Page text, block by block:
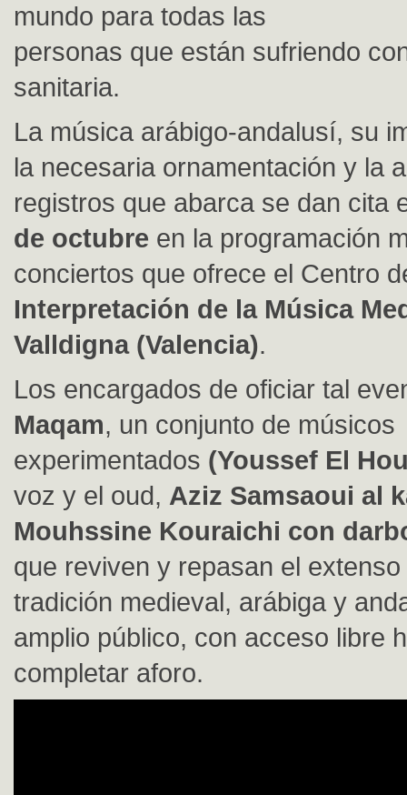
mundo para todas las
personas que están sufriendo
sanitaria.
La música arábigo-andalusí, su
la necesaria ornamentación y la
registros que abarca se dan cita
de octubre en la programación
conciertos que ofrece el Centro
Interpretación de la Música
Valldigna (Valencia).
Los encargados de oficiar tal
Maqam, un conjunto de músicos
experimentados (Youssef El
voz y el oud, Aziz Samsaoui al
Mouhssine Kouraichi con
que reviven y repasan el
tradición medieval, arábiga y
amplio público, con acceso libre
completar aforo.